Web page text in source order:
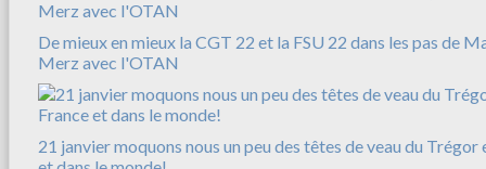
De mieux en mieux la CGT 22 et la FSU 22 dans les pas de
Merz avec l'OTAN
21 janvier moquons nous un peu des têtes de veau du Trégor